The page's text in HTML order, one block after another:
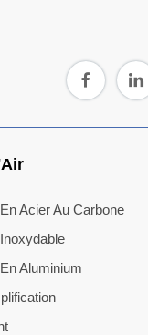
Acier Au Carbone
Aluminium